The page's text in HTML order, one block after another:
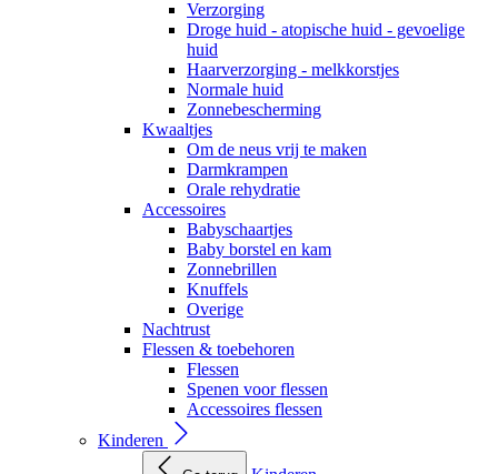
Verzorging
Droge huid - atopische huid - gevoelige
huid
Haarverzorging - melkkorstjes
Normale huid
Zonnebescherming
Kwaaltjes
Om de neus vrij te maken
Darmkrampen
Orale rehydratie
Accessoires
Babyschaartjes
Baby borstel en kam
Zonnebrillen
Knuffels
Overige
Nachtrust
Flessen & toebehoren
Flessen
Spenen voor flessen
Accessoires flessen
Kinderen